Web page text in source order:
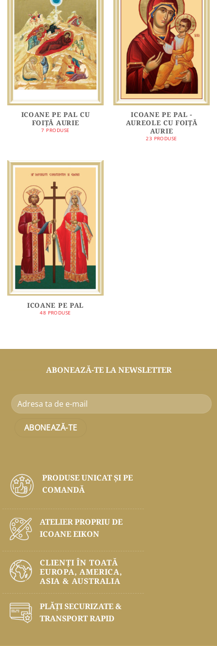
ICOANE PE PAL CU
FOIȚĂ AURIE
7 PRODUSE
ICOANE PE PAL -
AUREOLE CU FOIȚĂ
AURIE
23 PRODUSE
ICOANE PE PAL
48 PRODUSE
ABONEAZĂ-TE LA NEWSLETTER
PRODUSE UNICAT ŞI PE
COMANDĂ
ATELIER PROPRIU DE
ICOANE EIKON
CLIENȚI ÎN TOATĂ
EUROPA, AMERICA,
ASIA & AUSTRALIA
PLĂŢI SECURIZATE &
TRANSPORT RAPID